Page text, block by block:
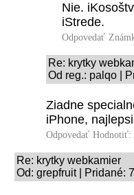
Nie.
iStrede.
Odpovedať
Re: krytky
Od reg.: palqo |
Ziadne
iPhone,
Odpovedať Hodnotiť:
Re: krytky webkamier
Od: grepfruit | Pridané: